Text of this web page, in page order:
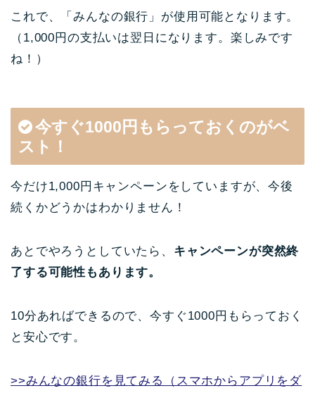
これで、「みんなの銀行」が使用可能となります。
（1,000円の支払いは翌日になります。楽しみです
ね！）
今すぐ1000円もらっておくのがベ
スト！
今だけ1,000円キャンペーンをしていますが、今後
続くかどうかはわかりません！
あとでやろうとしていたら、 キャンペーンが突然終
了する可能性もあります。
10分あればできるので、今すぐ1000円もらっておく
と安心です。
>>みんなの銀行を見てみる（スマホからアプリをダ